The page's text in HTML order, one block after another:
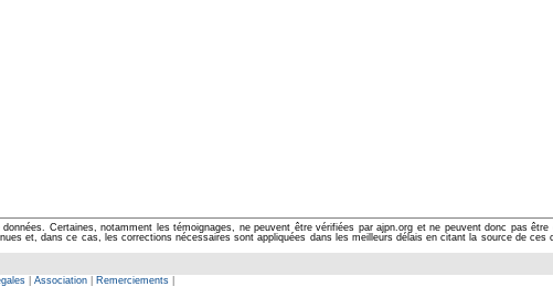
Certaines, notamment les témoignages, ne peuvent être vérifiées par ajpn.org et ne peuvent donc pas
et, dans ce cas, les corrections nécessaires sont appliquées dans les meilleurs délais en citant la source de
Association Remerciements